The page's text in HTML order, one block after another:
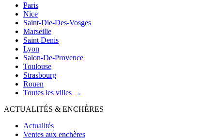
Paris
Nice
Saint-Die-Des-Vosges
Marseille
Saint Denis
Lyon
Salon-De-Provence
Toulouse
Strasbourg
Rouen
Toutes les villes →
ACTUALITÉS & ENCHÈRES
Actualités
Ventes aux enchères